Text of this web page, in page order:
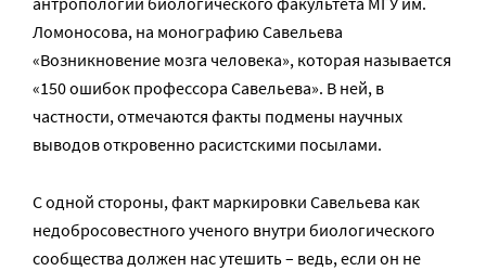
Ломоносова, на монографию Савельева
«Возникновение мозга человека», которая называется
«150 ошибок профессора Савельева». В ней, в
частности, отмечаются факты подмены научных
выводов откровенно расистскими посылами.
С одной стороны, факт маркировки Савельева как
недобросовестного ученого внутри биологического
сообщества должен нас утешить – ведь, если он не